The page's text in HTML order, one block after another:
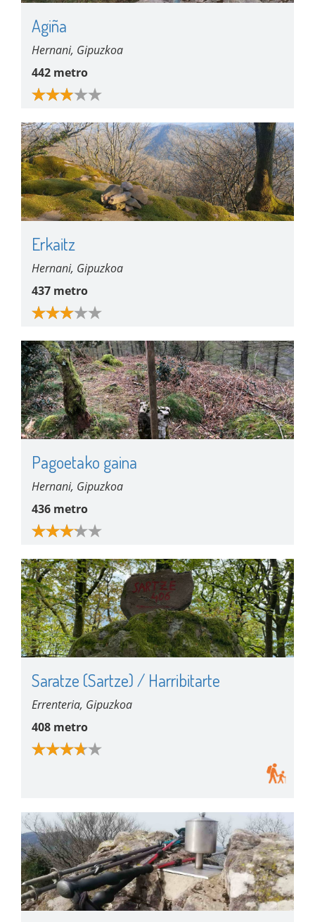
Agiña
Hernani, Gipuzkoa
442 metro
Erkaitz
Hernani, Gipuzkoa
437 metro
Pagoetako gaina
Hernani, Gipuzkoa
436 metro
Saratze (Sartze) / Harribitarte
Errenteria, Gipuzkoa
408 metro